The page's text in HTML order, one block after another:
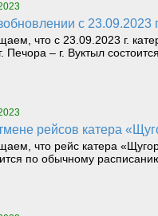
с
что с 23.09.2023 г.
Печора – г. Вуктыл
рейсов катера
что рейс катера
по обычному